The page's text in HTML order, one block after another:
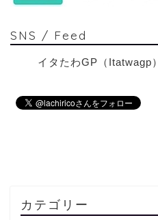
SNS / Feed
イタたわGP（Itatwagp）
カテゴリー